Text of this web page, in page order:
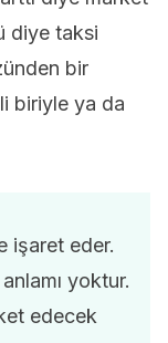
diye taksi
bir
biriyle ya da
işaret eder.
yoktur.
edecek